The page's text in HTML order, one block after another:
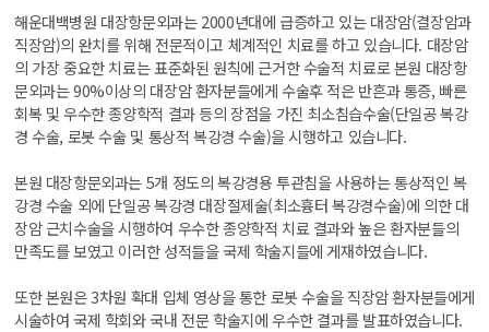
해운대백병원 대장항문외과는 2000년대에 급증하고 있는 대장암(결장암과
직장암)의 완치를 위해 전문적이고 체계적인 치료를 하고 있습니다. 대장암
의 가장 중요한 치료는 표준화된 원칙에 근거한 수술적 치료로 본원 대장항
문외과는 90%이상의 대장암 환자분들에게 수술후 적은 반흔과 통증, 빠른
회복 및 우수한 종양학적 결과 등의 장점을 가진 최소침습수술(단일공 복강
경 수술, 로봇 수술 및 통상적 복강경 수술)을 시행하고 있습니다.
본원 대장항문외과는 5개 정도의 복강경용 투관침을 사용하는 통상적인 복
강경 수술 외에 단일공 복강경 대장절제술(최소흉터 복강경수술)에 의한 대
장암 근치수술을 시행하여 우수한 종양학적 치료 결과와 높은 환자분들의
만족도를 보였고 이러한 성적들을 국제 학술지들에 게재하였습니다.
또한 본원은 3차원 확대 입체 영상을 통한 로봇 수술을 직장암 환자분들에게
시술하여 국제 학회와 국내 전문 학술지에 우수한 결과를 발표하였습니다.